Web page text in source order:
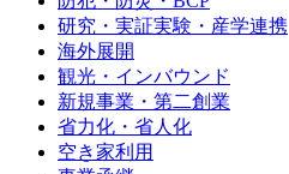
研究・実証実験・産学連携
海外展開
観光・インバウンド
新規事業・第二創業
省力化・省人化
空き家利用